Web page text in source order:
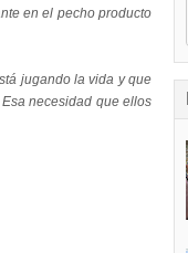
en el pecho producto
jugando la vida y que
necesidad que ellos